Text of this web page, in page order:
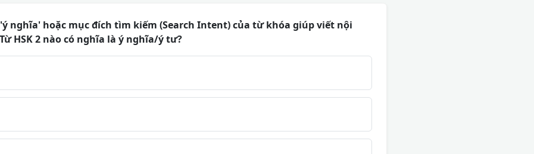
nghĩa' hoặc mục đích tìm kiếm (Search Intent) của từ khóa giúp viết nội
HSK 2 nào có nghĩa là ý nghĩa/ý tư?